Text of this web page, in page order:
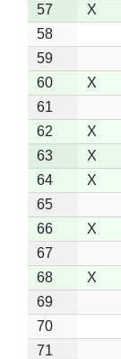
57
X
58
59
60
X
61
62
X
63
X
64
X
65
66
X
67
68
X
69
70
71